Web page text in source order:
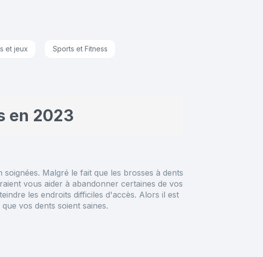
et jeux Sports et Fitness
en 2023
Malgré le fait que les brosses à dents
vous aider à abandonner certaines de vos
les endroits difficiles d'accès. Alors il est
vos dents soient saines.